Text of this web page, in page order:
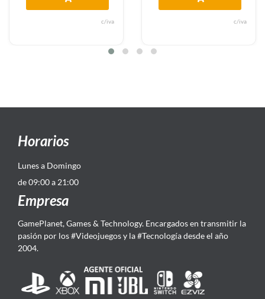
Horarios
Lunes a Domingo
de 09:00 a 21:00
Empresa
GamePlanet, Games & Technology. Encargados en transmitir la
pasión por los #Videojuegos y la #Tecnología desde el año
2004.